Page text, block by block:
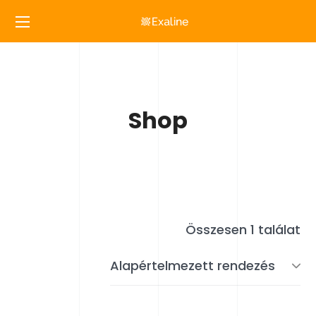
Shop
Összesen 1 találat